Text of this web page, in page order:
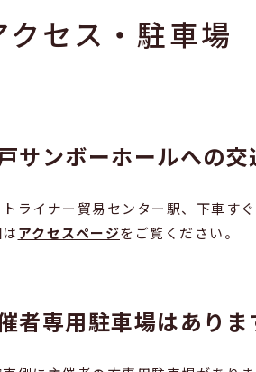
クセス・駐車場
サンボーホールへの
ライナー貿易センター駅、下車す
アクセスページをご覧ください。
者専用駐車場はありま